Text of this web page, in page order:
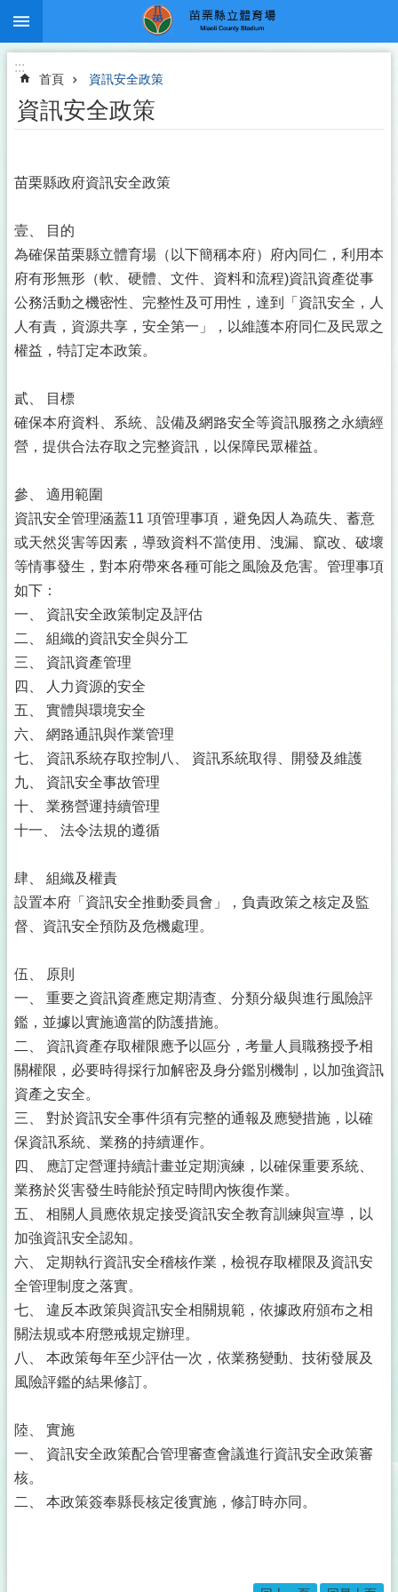
跳到主要內容區塊
:::
首頁 資訊安全政策
資訊安全政策
苗栗縣政府資訊安全政策
壹、 目的
為確保苗栗縣立體育場（以下簡稱本府）府內同仁，利用本
府有形無形（軟、硬體、文件、資料和流程)資訊資產從事
公務活動之機密性、完整性及可用性，達到「資訊安全，人
人有責，資源共享，安全第一」，以維護本府同仁及民眾之
權益，特訂定本政策。
貳、 目標
確保本府資料、系統、設備及網路安全等資訊服務之永續經
營，提供合法存取之完整資訊，以保障民眾權益。
參、 適用範圍
資訊安全管理涵蓋11 項管理事項，避免因人為疏失、蓄意
或天然災害等因素，導致資料不當使用、洩漏、竄改、破壞
等情事發生，對本府帶來各種可能之風險及危害。管理事項
如下：
一、 資訊安全政策制定及評估
二、 組織的資訊安全與分工
三、 資訊資產管理
四、 人力資源的安全
五、 實體與環境安全
六、 網路通訊與作業管理
七、 資訊系統存取控制八、 資訊系統取得、開發及維護
九、 資訊安全事故管理
十、 業務營運持續管理
十一、 法令法規的遵循
肆、 組織及權責
設置本府「資訊安全推動委員會」，負責政策之核定及監
督、資訊安全預防及危機處理。
伍、 原則
一、 重要之資訊資產應定期清查、分類分級與進行風險評
鑑，並據以實施適當的防護措施。
二、 資訊資產存取權限應予以區分，考量人員職務授予相
關權限，必要時得採行加解密及身分鑑別機制，以加強資訊
資產之安全。
三、 對於資訊安全事件須有完整的通報及應變措施，以確
保資訊系統、業務的持續運作。
四、 應訂定營運持續計畫並定期演練，以確保重要系統、
業務於災害發生時能於預定時間內恢復作業。
五、 相關人員應依規定接受資訊安全教育訓練與宣導，以
加強資訊安全認知。
六、 定期執行資訊安全稽核作業，檢視存取權限及資訊安
全管理制度之落實。
七、 違反本政策與資訊安全相關規範，依據政府頒布之相
關法規或本府懲戒規定辦理。
八、 本政策每年至少評估一次，依業務變動、技術發展及
風險評鑑的結果修訂。
陸、 實施
一、 資訊安全政策配合管理審查會議進行資訊安全政策審
核。
二、 本政策簽奉縣長核定後實施，修訂時亦同。